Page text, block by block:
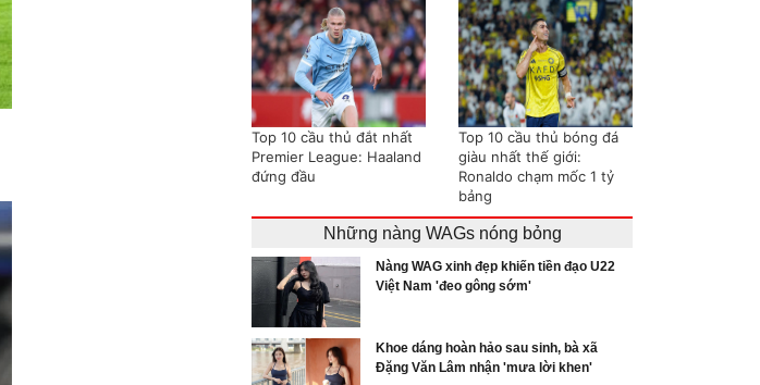
Top 10 cầu thủ đắt nhất
Premier League: Haaland
đứng đầu
Top 10 cầu thủ bóng đá
giàu nhất thế giới:
Ronaldo chạm mốc 1 tỷ
bảng
Những nàng WAGs nóng bỏng
Nàng WAG xinh đẹp khiến tiền đạo U22
Việt Nam 'đeo gông sớm'
Khoe dáng hoàn hảo sau sinh, bà xã
Đặng Văn Lâm nhận 'mưa lời khen'